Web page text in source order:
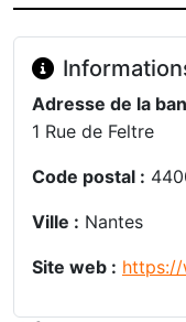
Adresse de la
1 Rue de Feltre
Code postal :
Ville : Nantes
Site web : https://